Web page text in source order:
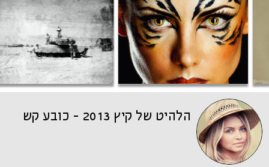
הלהיט של קיץ 2013 - כובע קש